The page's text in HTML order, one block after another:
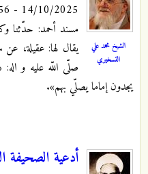
الشيخ محمد علي
التسخيري
14/10/2025 - 10:56
مسند أحمد: حدّثنا
يقال لها: عقيلة، عن
صلّى اللّه عليه و
يجدون إماما يصلّي بهم».
أدعية الصحيفة